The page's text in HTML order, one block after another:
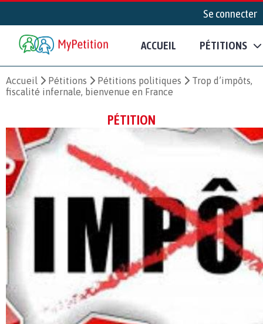
Se connecter
ACCUEIL PÉTITIONS
Accueil Pétitions Pétitions politiques
Trop d’impôts,
fiscalité infernale, bienvenue en France
PÉTITION